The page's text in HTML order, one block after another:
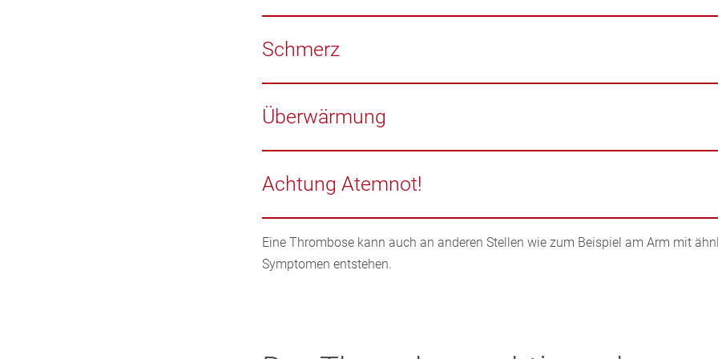
Schwellungen am Fußknöchel, am Unterschenkel oder am ganzen Bein mit
sowie Rötung oder Blauverfärbungen der Haut am Bein.
Schmerz
Schmerz in der Wade beim Auftreten.
Überwärmung
Überwärmung des geschwollenen Beins.
Achtung Atemnot!
Atemnot kann auf eine Lungenembolie hinweisen!
Eine Thrombose kann auch an anderen Stellen wie zum Beispiel am Arm mit
Symptomen entstehen.